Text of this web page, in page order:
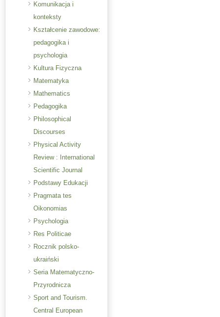
Komunikacja i
konteksty
Kształcenie zawodowe:
pedagogika i
psychologia
Kultura Fizyczna
Matematyka
Mathematics
Pedagogika
Philosophical
Discourses
Physical Activity
Review : International
Scientific Journal
Podstawy Edukacji
Pragmata tes
Oikonomias
Psychologia
Res Politicae
Rocznik polsko-
ukraiński
Seria Matematyczno-
Przyrodnicza
Sport and Tourism.
Central European